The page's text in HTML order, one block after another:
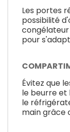
Les portes
possibilité
pour
Évitez que
le beurre et
le
main grâce